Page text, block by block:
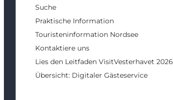
Suche
Praktische Information
Touristeninformation Nordsee
Kontaktiere uns
Lies den Leitfaden VisitVesterhavet 2026
Übersicht: Digitaler Gästeservice